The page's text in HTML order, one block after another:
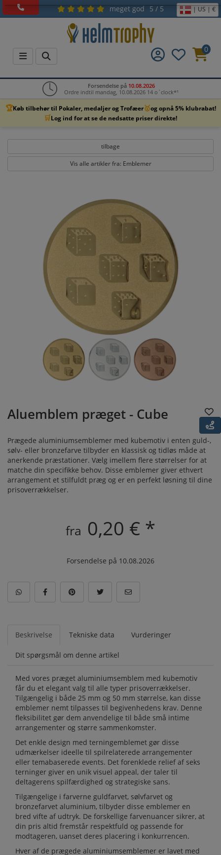
meget god 5 / 5 | US | €
0
Forsendelse på 10.08.2026
Ordre indtil mandag, 10.08.2026 14 o`clock*¹
🏆Køb tilbehør til Pokaler, medaljer og Trofæer🥇og opnå 5% klubrabat!
🛒Log ind for at se de nedsatte priser direkte!
tilbage
Vis alle artikler fra: Emblemer
Aluemblem præget - Cube
Prægede aluminiumsemblemer med kubemotiv i enten guld-,
sølv- eller bronzefarve tilbyder en klassisk og tidløs måde at
anerkende præstationer. Vælg imellem flere størrelser for at
matche din specifikke behov. Disse emblemer giver ethvert
arrangement et stilfuldt præg og er en perfekt løsning til dine
prisoverrækkelser.
fra 0,20 € *
Forsendelse på 10.08.2026
Beskrivelse Tekniske data Vurderinger
Dit spørgsmål om denne artikel
Med vores præget aluminiumsemblem med kubemotiv
får du et elegant valg til alle typer prisoverrækkelser.
Tilgængelig i både 25 mm og 50 mm størrelse, kan disse
emblemer nemt tilpasses til begivenhedens krav. Denne
fleksibilitet gør dem anvendelige til både små intime
arrangementer og større sammenkomster.
Det enkle design med terningemblemet gør disse
udmærkelser ideelle til spilrelaterede arrangementer
eller temabaserede events. Det forenklede relief af seks
terninger giver en unik visuel appeal, der taler til
deltagerens spilfærdighed og strategiske sans.
Tilgængelige i farverne guldfarvet, sølvfarvet og
bronzefarvet aluminium, tilbyder disse emblemer en
bred vifte af udtryk. De forskellige farvenuancer sikrer, at
din pris altid fremstår respektfuld og passende for
modtageren, uanset deres placering i konkurrencen.
Hver af de prægede aluminiumsemblemer er lavet med